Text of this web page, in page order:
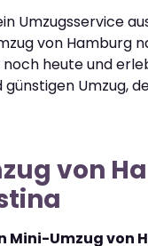
Umzugsservice
von Hamburg
heute und
Umzug,
von
Mini-Umzug von